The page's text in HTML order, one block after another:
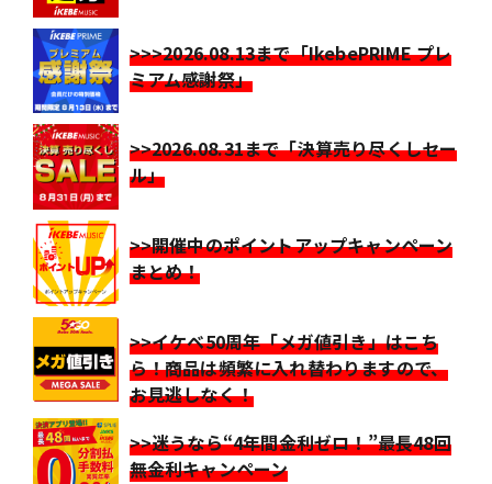
>>>2026.08.13まで「IkebePRIME プレ
ミアム感謝祭」
>>2026.08.31まで「決算売り尽くしセー
ル」
>>開催中のポイントアップキャンペーン
まとめ！
>>イケベ50周年「メガ値引き」はこち
ら！商品は頻繁に入れ替わりますので、
お見逃しなく！
>>迷うなら“4年間金利ゼロ！”最長48回
無金利キャンペーン